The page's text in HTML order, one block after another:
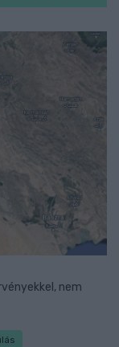
nem